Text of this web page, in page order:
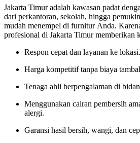
Jakarta Timur adalah kawasan padat
dari perkantoran, sekolah, hingga
mudah menempel di furnitur Anda.
profesional di Jakarta Timur memberikan
Respon cepat dan layanan ke lokasi.
Harga kompetitif tanpa biaya
Tenaga ahli berpengalaman di
Menggunakan cairan pembersih
alergi.
Garansi hasil bersih, wangi, dan